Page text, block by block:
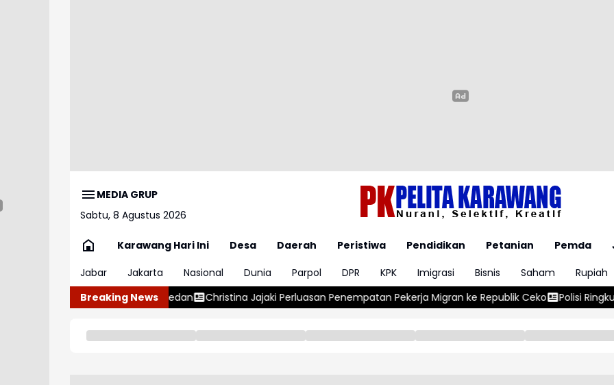
MEDIA GRUP
Sabtu, 8 Agustus 2026
Karawang Hari Ini Desa Daerah Peristiwa Pendidikan Petanian Pemda
Jabar
Jakarta Nasional Dunia Parpol DPR KPK Imigrasi Bisnis Saham Rupiah
Breaking News
Christina Jajaki Perluasan Penempatan Pekerja Migran ke Republik Ceko Polisi Ringkus Enam Pengedar Obat